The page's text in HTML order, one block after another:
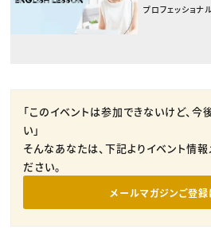
プロフェッショ
「このイベントは参加できないけど、
い」
そんなあなたは、下記よりイベント情
ださい。
メールマガジンご登録